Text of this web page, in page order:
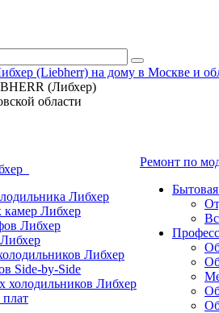
(Либхер)
области
Либхер
камер Либхер
Либхер
Либхер
Side-by-Side
холодильников Либхер
Ремонт по